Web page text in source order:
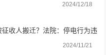
2024/12/18
收人搬迁？法院：停电行为违
2024/11/21